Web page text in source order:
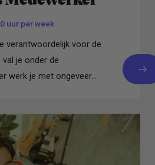
uur per week
verantwoordelijk voor de
je onder de
werk je met ongeveer...